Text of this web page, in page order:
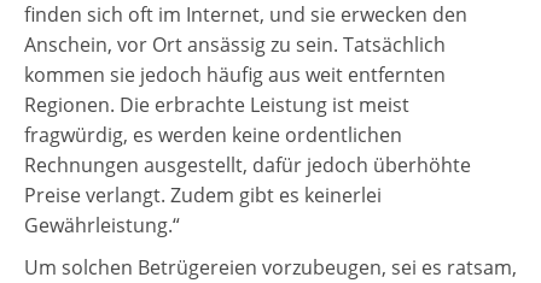
finden sich oft im Internet, und sie erwecken den
Anschein, vor Ort ansässig zu sein. Tatsächlich
kommen sie jedoch häufig aus weit entfernten
Regionen. Die erbrachte Leistung ist meist
fragwürdig, es werden keine ordentlichen
Rechnungen ausgestellt, dafür jedoch überhöhte
Preise verlangt. Zudem gibt es keinerlei
Gewährleistung.“
Um solchen Betrügereien vorzubeugen, sei es ratsam,